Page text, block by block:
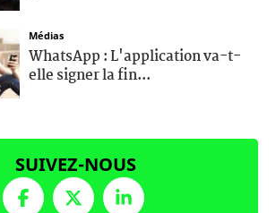
Médias
WhatsApp : L'application va-t-
elle signer la fin...
SUIVEZ-NOUS